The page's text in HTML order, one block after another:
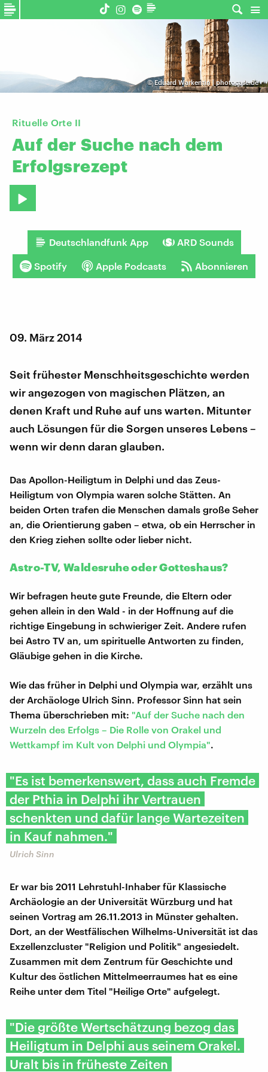
©Eduard Warkentin | photocase.de
​Rituelle Orte II
Auf der Suche nach dem
Erfolgsrezept
Deutschlandfunk App ARD Sounds
Spotify Apple Podcasts Abonnieren
09. März 2014
Seit frühester Menschheitsgeschichte werden
wir angezogen von magischen Plätzen, an
denen Kraft und Ruhe auf uns warten. Mitunter
auch Lösungen für die Sorgen unseres Lebens –
wenn wir denn daran glauben.
Das Apollon-Heiligtum in Delphi und das Zeus-
Heiligtum von Olympia waren solche Stätten. An
beiden Orten trafen die Menschen damals große Seher
an, die Orientierung gaben – etwa, ob ein Herrscher in
den Krieg ziehen sollte oder lieber nicht.
Astro-TV, Waldesruhe oder Gotteshaus?
Wir befragen heute gute Freunde, die Eltern oder
gehen allein in den Wald - in der Hoffnung auf die
richtige Eingebung in schwieriger Zeit. Andere rufen
bei Astro TV an, um spirituelle Antworten zu finden,
Gläubige gehen in die Kirche.
Wie das früher in Delphi und Olympia war, erzählt uns
der Archäologe Ulrich Sinn. Professor Sinn hat sein
Thema überschrieben mit: "Auf der Suche nach den
Wurzeln des Erfolgs – Die Rolle von Orakel und
Wettkampf im Kult von Delphi und Olympia".
"Es ist bemerkenswert, dass auch Fremde
der Pthia in Delphi ihr Vertrauen
schenkten und dafür lange Wartezeiten
in Kauf nahmen."
Ulrich Sinn
Er war bis 2011 Lehrstuhl-Inhaber für Klassische
Archäologie an der Universität Würzburg und hat
seinen Vortrag am 26.11.2013 in Münster gehalten.
Dort, an der Westfälischen Wilhelms-Universität ist das
Exzellenzcluster "Religion und Politik" angesiedelt.
Zusammen mit dem Zentrum für Geschichte und
Kultur des östlichen Mittelmeerraumes hat es eine
Reihe unter dem Titel "Heilige Orte" aufgelegt.
"Die größte Wertschätzung bezog das
Heiligtum in Delphi aus seinem Orakel.
Uralt bis in früheste Zeiten